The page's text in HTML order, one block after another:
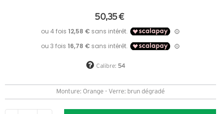
50,35 €
Calibre: 54
Monture: Orange - Verre: brun dégradé